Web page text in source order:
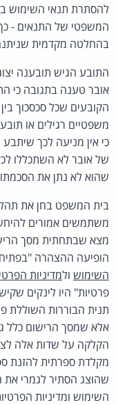
להסתרת תנאי השימוש
המשפטי של התנאים -
בהחלטה מקדמית
התובע הגיש תובענה
אובר טענה בתגובה כי
הקובעים שכל סכסכוך
משפטיים רגילים או
כי אין מניעה לכך
של אובר לא השתכללו
שהוא לא נתן את
בית המשפט בחן את
משתמשים אמורים
מצא שבתחתית מסך
הופיעה ההצהרה
השימוש ולמדיניות
פרטיות" היו לינקים
תנית הבוררות השוללת
אלא שמסך הרישום כלל
הקלקה על שדות אלה
מקלדת ספרתית להזנת
שהוצג הסתיר לגמרי
השימוש ומדיניות